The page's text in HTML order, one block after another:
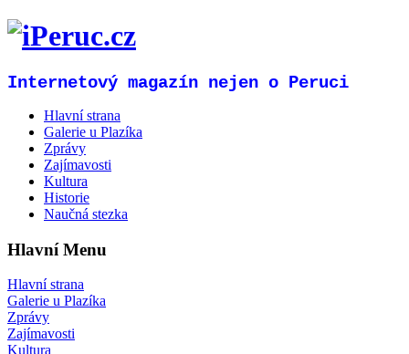
Internetový magazín nejen o Peruci
Hlavní strana
Galerie u Plazíka
Zprávy
Zajímavosti
Kultura
Historie
Naučná stezka
Hlavní Menu
Hlavní strana
Galerie u Plazíka
Zprávy
Zajímavosti
Kultura